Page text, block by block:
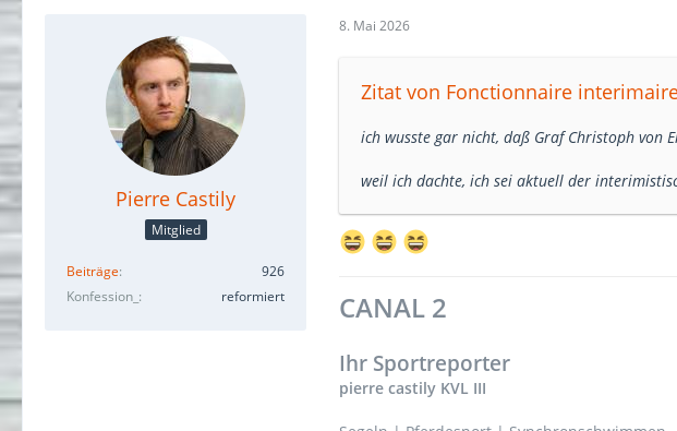
Pierre Castily
Mitglied
Beiträge
926
Konfession_
reformiert
8. Mai 2026
Zitat von Fonctionnaire
ich wusste gar nicht, daß Graf Christoph von
weil ich dachte, ich sei aktuell der
CANAL 2
Ihr Sportreporter
pierre castily KVL III